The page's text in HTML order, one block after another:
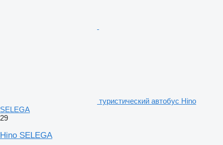
туристический автобус Hino
SELEGA
29
Hino SELEGA